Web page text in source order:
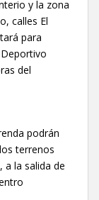
y la zona
calles El
para
del
podrán
terrenos
a la salida de